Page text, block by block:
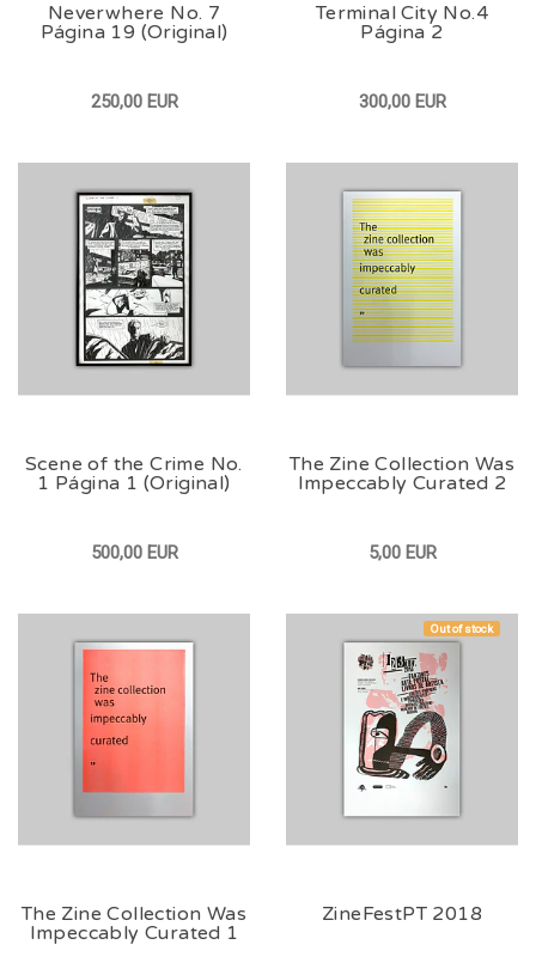
Neverwhere No. 7
Página 19 (Original)
250,00 EUR
Terminal City No.4
Página 2
300,00 EUR
Scene of the Crime No.
1 Página 1 (Original)
500,00 EUR
The Zine Collection Was
Impeccably Curated 2
5,00 EUR
The Zine Collection Was
Impeccably Curated 1
Out of stock
ZineFestPT 2018